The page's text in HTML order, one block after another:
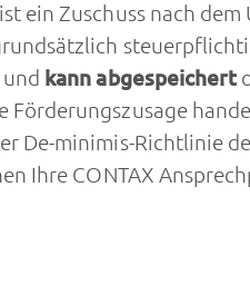
ein Zuschuss nach
und kann abgespeichert
Förderungszusage
De-minimis-Richtlinie
Ihre CONTAX